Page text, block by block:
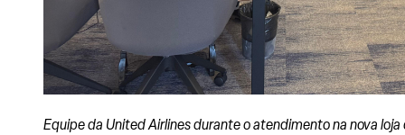
Equipe da United Airlines durante o atendimento na nova